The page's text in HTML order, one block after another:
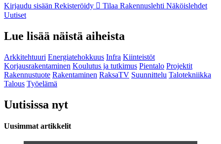
Kirjaudu sisään Rekisteröidy Tilaa Rakennuslehti Näköislehdet
Uutiset
Lue lisää näistä aiheista
Arkkitehtuuri Energiatehokkuus Infra Kiinteistöt
Korjausrakentaminen Koulutus ja tutkimus Pientalo Projektit
Rakennustuote Rakentaminen RaksaTV Suunnittelu Talotekniikka
Talous Työelämä
Uutisissa nyt
Uusimmat artikkelit